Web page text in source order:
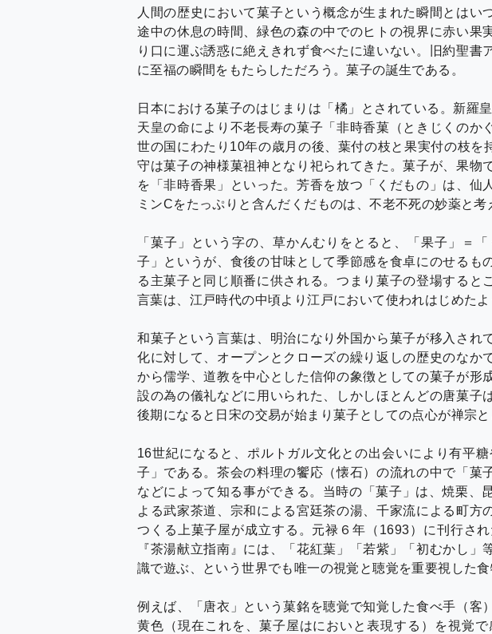
人間の歴史において菓子という概念が生まれた瞬間とは
途中の休息の時間、緑色の森の中でのヒトの視界に赤い
り口に運ぶ誘惑に絶えきれず食べたに違いない。旧約聖
に至福の瞬間をもたらしただろう。菓子の誕生である。
日本における菓子のはじまりは「橘」とされている。新羅
天皇の命により不老長寿の菓子「非時香菓（ときじくの
世の国にわたり10年の歳月の後、葉付の枝と果実付の枝
守は菓子の神様菓祖神となり祀られてきた。菓子が、果
を「非時香果」といった。芳香を放つ「くだもの」は、
ミンCをたっぷりと含んだくだものは、不老不死の妙薬と考
「菓子」という字の、草かんむりをとると、「果子」＝
子」というが、食後の甘味として季節感を食卓にのせる
る主菓子と同じ順番に供される。つまり菓子の登場する
言葉は、江戸時代の中頃より江戸において使われはじめたよ
和菓子という言葉は、明治になり外国から菓子が移入さ
化に対して、オープンとクローズの繰り返しの歴史のな
から儒学、道教を中心とした信仰の象徴としての菓子が
設の為の儀礼などに用いられた、しかしほとんどの唐菓
後期になると日宋の交易が始まり菓子としての点心が禅宗
16世紀になると、ポルトガル文化との出会いにより有平
子」である。茶会の料理の饗応（懐石）の流れの中で「菓
などによって知る事ができる。当時の「菓子」は、焼栗
よる武家茶道、宗和による宮廷茶の湯、千家流による町
つくる上菓子屋が成立する。元禄６年（1693）に刊行さ
『茶湯献立指南』には、「花紅葉」「若紫」「初むかし
識で遊ぶ、という世界でも唯一の視覚と聴覚を重要視した食
例えば、「唐衣」という菓銘を聴覚で知覚した食べ手（
黄色（現在これを、菓子屋はにおいと表現する）を視